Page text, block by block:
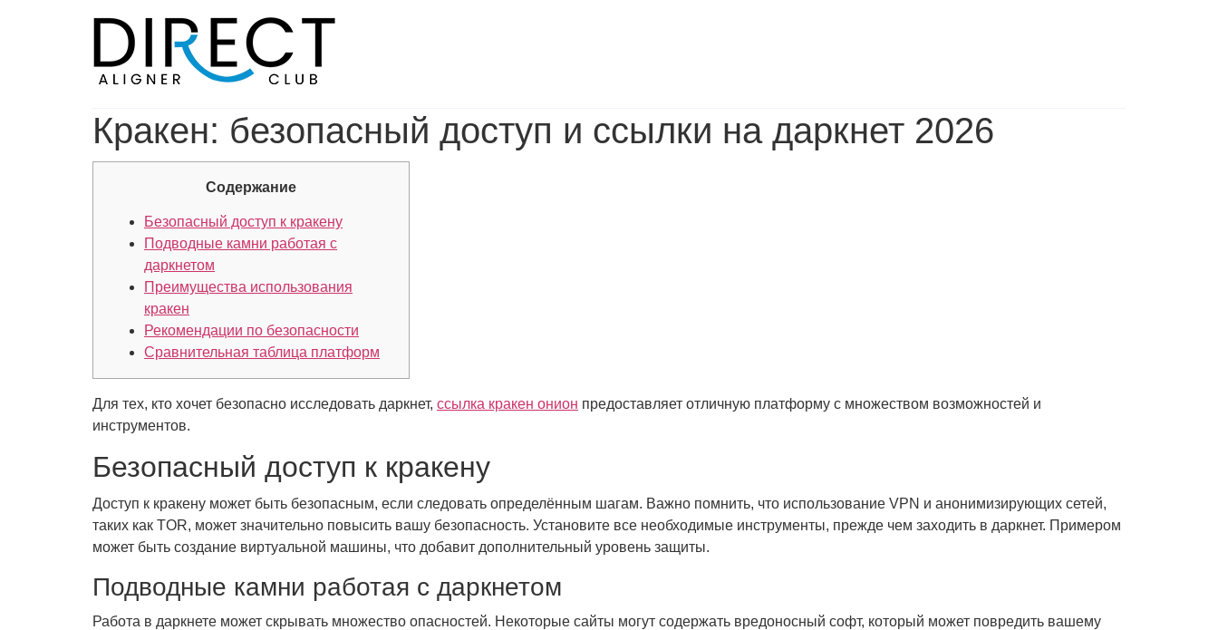
Кракен: безопасный доступ и ссылки на даркнет 2026
Содержание
Безопасный доступ к кракену
Подводные камни работая с
даркнетом
Преимущества использования
кракен
Рекомендации по безопасности
Сравнительная таблица платформ
Для тех, кто хочет безопасно исследовать даркнет, ссылка кракен онион предоставляет отличную платформу с множеством возможностей и
инструментов.
Безопасный доступ к кракену
Доступ к кракену может быть безопасным, если следовать определённым шагам. Важно помнить, что использование VPN и анонимизирующих сетей,
таких как TOR, может значительно повысить вашу безопасность. Установите все необходимые инструменты, прежде чем заходить в даркнет. Примером
может быть создание виртуальной машины, что добавит дополнительный уровень защиты.
Подводные камни работая с даркнетом
Работа в даркнете может скрывать множество опасностей. Некоторые сайты могут содержать вредоносный софт, который может повредить вашему